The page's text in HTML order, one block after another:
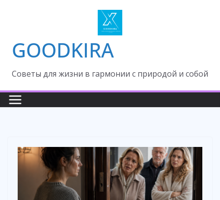
GOODKIRA
Cоветы для жизни в гармонии с природой и собой